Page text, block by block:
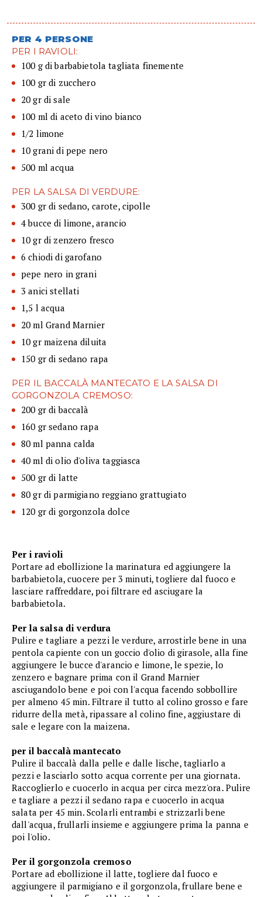
PER 4 PERSONE
PER I RAVIOLI:
100 g di barbabietola tagliata finemente
100 gr di zucchero
20 gr di sale
100 ml di aceto di vino bianco
1/2 limone
10 grani di pepe nero
500 ml acqua
PER LA SALSA DI VERDURE:
300 gr di sedano, carote, cipolle
4 bucce di limone, arancio
10 gr di zenzero fresco
6 chiodi di garofano
pepe nero in grani
3 anici stellati
1,5 l acqua
20 ml Grand Marnier
10 gr maizena diluita
150 gr di sedano rapa
PER IL BACCALÀ MANTECATO E LA SALSA DI
GORGONZOLA CREMOSO:
200 gr di baccalà
160 gr sedano rapa
80 ml panna calda
40 ml di olio d'oliva taggiasca
500 gr di latte
80 gr di parmigiano reggiano grattugiato
120 gr di gorgonzola dolce
Per i ravioli
Portare ad ebollizione la marinatura ed aggiungere la
barbabietola, cuocere per 3 minuti, togliere dal fuoco e
lasciare raffreddare, poi filtrare ed asciugare la
barbabietola.
Per la salsa di verdura
Pulire e tagliare a pezzi le verdure, arrostirle bene in una
pentola capiente con un goccio d'olio di girasole, alla fine
aggiungere le bucce d'arancio e limone, le spezie, lo
zenzero e bagnare prima con il Grand Marnier
asciugandolo bene e poi con l'acqua facendo sobbollire
per almeno 45 min. Filtrare il tutto al colino grosso e fare
ridurre della metà, ripassare al colino fine, aggiustare di
sale e legare con la maizena.
per il baccalà mantecato
Pulire il baccalà dalla pelle e dalle lische, tagliarlo a
pezzi e lasciarlo sotto acqua corrente per una giornata.
Raccoglierlo e cuocerlo in acqua per circa mezz'ora. Pulire
e tagliare a pezzi il sedano rapa e cuocerlo in acqua
salata per 45 min. Scolarli entrambi e strizzarli bene
dall'acqua, frullarli insieme e aggiungere prima la panna e
poi l'olio.
Per il gorgonzola cremoso
Portare ad ebollizione il latte, togliere dal fuoco e
aggiungere il parmigiano e il gorgonzola, frullare bene e